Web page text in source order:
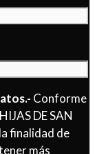
Conforme
DE SAN
finalidad de
más